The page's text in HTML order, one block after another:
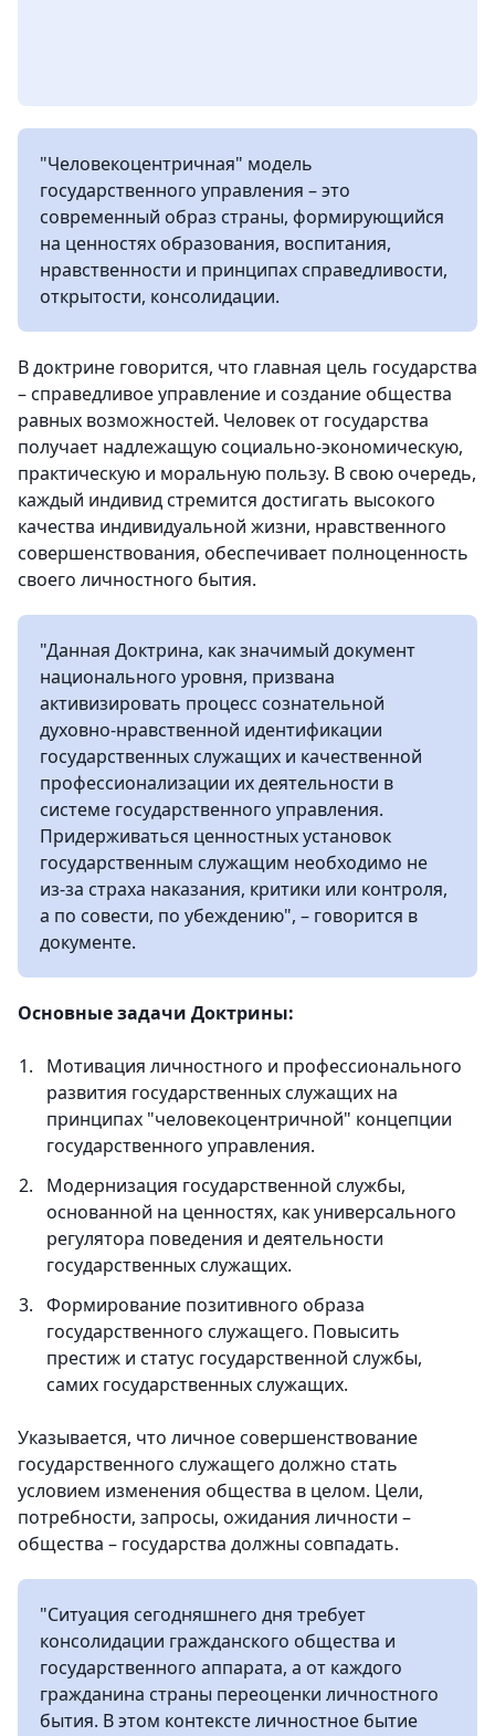
"Человекоцентричная" модель
государственного управления – это
современный образ страны, формирующийся
на ценностях образования, воспитания,
нравственности и принципах справедливости,
открытости, консолидации.
В доктрине говорится, что главная цель государства
– справедливое управление и создание общества
равных возможностей. Человек от государства
получает надлежащую социально-экономическую,
практическую и моральную пользу. В свою очередь,
каждый индивид стремится достигать высокого
качества индивидуальной жизни, нравственного
совершенствования, обеспечивает полноценность
своего личностного бытия.
"Данная Доктрина, как значимый документ
национального уровня, призвана
активизировать процесс сознательной
духовно-нравственной идентификации
государственных служащих и качественной
профессионализации их деятельности в
системе государственного управления.
Придерживаться ценностных установок
государственным служащим необходимо не
из-за страха наказания, критики или контроля,
а по совести, по убеждению", – говорится в
документе.
Основные задачи Доктрины:
Мотивация личностного и профессионального
развития государственных служащих на
принципах "человекоцентричной" концепции
государственного управления.
Модернизация государственной службы,
основанной на ценностях, как универсального
регулятора поведения и деятельности
государственных служащих.
Формирование позитивного образа
государственного служащего. Повысить
престиж и статус государственной службы,
самих государственных служащих.
Указывается, что личное совершенствование
государственного служащего должно стать
условием изменения общества в целом. Цели,
потребности, запросы, ожидания личности –
общества – государства должны совпадать.
"Ситуация сегодняшнего дня требует
консолидации гражданского общества и
государственного аппарата, а от каждого
гражданина страны переоценки личностного
бытия. В этом контексте личностное бытие